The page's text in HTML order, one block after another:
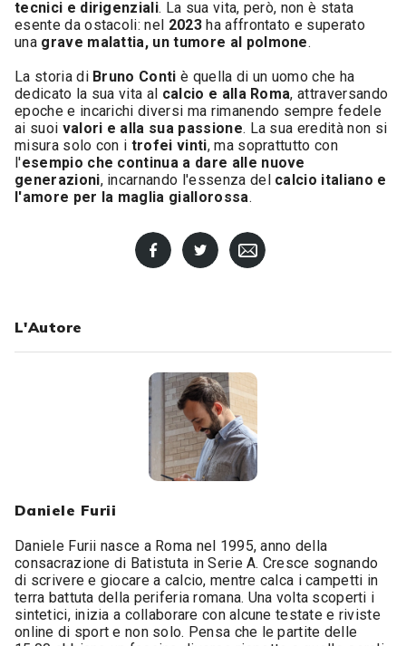
tecnici e dirigenziali. La sua vita, però, non è stata
esente da ostacoli: nel 2023ha affrontato e superato
una grave malattia, un tumore al polmone.
La storia di Bruno Conti è quella di un uomo che ha
dedicato la sua vita al calcio e alla Roma, attraversando
epoche e incarichi diversi ma rimanendo sempre fedele
ai suoi valori e alla sua passione. La sua eredità non si
misura solo con i trofei vinti, ma soprattutto con
l'esempio che continua a dare alle nuove
generazioni, incarnando l'essenza del calcio italiano e
l'amore per la maglia giallorossa.
L'Autore
Daniele Furii
Daniele Furii nasce a Roma nel 1995, anno della
consacrazione di Batistuta in Serie A. Cresce sognando
di scrivere e giocare a calcio, mentre calca i campetti in
terra battuta della periferia romana. Una volta scoperti i
sintetici, inizia a collaborare con alcune testate e riviste
online di sport e non solo. Pensa che le partite delle